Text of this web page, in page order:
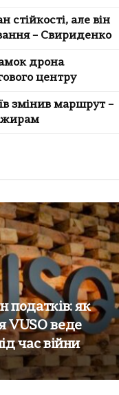
стійкості, але він
– Свириденко
дрона
центру
змінив маршрут –
податків: як
VUSO веде
час війни